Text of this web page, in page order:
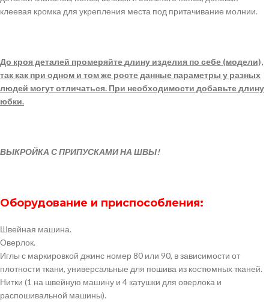
клеевая кромка для укрепления места под притачивание молнии.
До кроя деталей промеряйте длину изделия по себе (модели),
так как при одном и том же росте данные параметры у разных
людей могут отличаться. При необходимости добавьте длину
юбки.
ВЫКРОЙКА С ПРИПУСКАМИ НА ШВЫ!
Оборудование и приспособления:
Швейная машина.
Оверлок.
Иглы с маркировкой джинс номер 80 или 90, в зависимости от
плотности ткани, универсальные для пошива из костюмных тканей.
Нитки (1 на швейную машину и 4 катушки для оверлока и
распошивальной машины).